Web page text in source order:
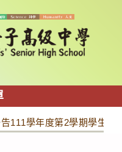
111學年度第2學期學生辦